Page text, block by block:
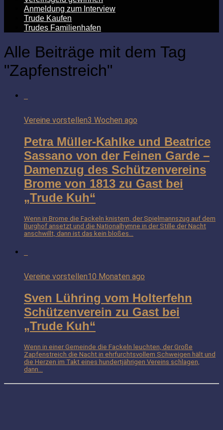
Anmeldung zum Interview
Trude Kaufen
Trudes Familienhafen
Alle Beiträge mit dem Tag
"Zapfenstreich"
Vereine vorstellen3 Wochen ago
Petra Müller-Kahlke und Beatrice
Sassano von der Feinen Garde –
Damenzug des Schützenvereins
Brome von 1813 zu Gast bei
„Trude Kuh“
Wenn in Brome die Fackeln knistern, der Spielmannszug auf dem
Burghof ansetzt und die Nationalhymne in der Stille der Nacht
anschwillt, dann ist das kein bloßes...
Vereine vorstellen10 Monaten ago
Sven Lühring vom Holterfehn
Schützenverein zu Gast bei
„Trude Kuh“
Wenn in einer Gemeinde die Fackeln leuchten, der Große
Zapfenstreich die Nacht in ehrfurchtsvollem Schweigen hält und
die Herzen im Takt eines hundertjährigen Vereins schlagen,
dann...